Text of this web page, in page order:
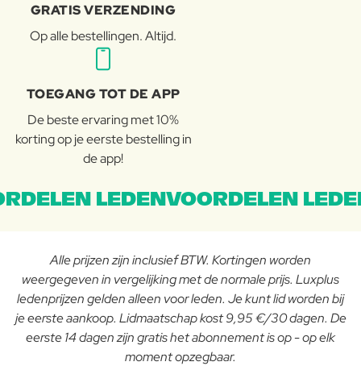
GRATIS VERZENDING
Op alle bestellingen. Altijd.
TOEGANG TOT DE APP
De beste ervaring met 10%
korting op je eerste bestelling in
de app!
LEDENVOORDELEN
Alle prijzen zijn inclusief BTW. Kortingen worden
weergegeven in vergelijking met de normale prijs. Luxplus
ledenprijzen gelden alleen voor leden. Je kunt lid worden bij
je eerste aankoop. Lidmaatschap kost 9,95 €/30 dagen. De
eerste 14 dagen zijn gratis het abonnement is op - op elk
moment opzegbaar.